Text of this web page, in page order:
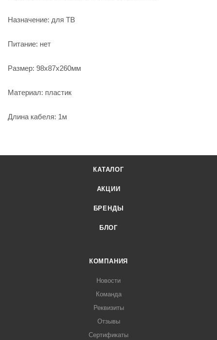
Назначение: для ТВ
Питание: нет
Размер: 98х87х260мм
Материал: пластик
Длина кабеля: 1м
КАТАЛОГ
АКЦИИ
БРЕНДЫ
БЛОГ
КОМПАНИЯ
Новости
Команда
Реквизиты
Отзывы
Сертификаты